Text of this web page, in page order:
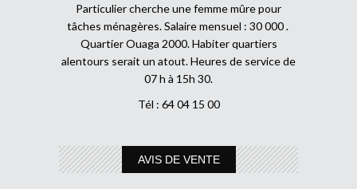
Particulier cherche une femme mûre pour
tâches ménagères. Salaire mensuel : 30 000 .
Quartier Ouaga 2000. Habiter quartiers
alentours serait un atout. Heures de service de
07 h à 15h 30.
Tél : 64 04 15 00
AVIS DE VENTE